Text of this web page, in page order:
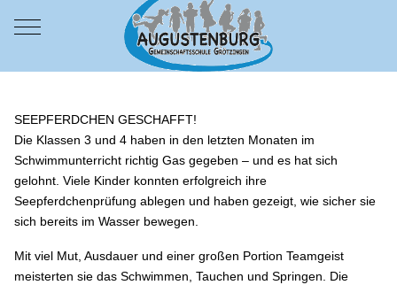
Mobile Menu Toggle
SEEPFERDCHEN GESCHAFFT!
Die Klassen 3 und 4 haben in den letzten Monaten im
Schwimmunterricht richtig Gas gegeben – und es hat sich
gelohnt. Viele Kinder konnten erfolgreich ihre
Seepferdchenprüfung ablegen und haben gezeigt, wie sicher sie
sich bereits im Wasser bewegen.
Mit viel Mut, Ausdauer und einer großen Portion Teamgeist
meisterten sie das Schwimmen, Tauchen und Springen. Die